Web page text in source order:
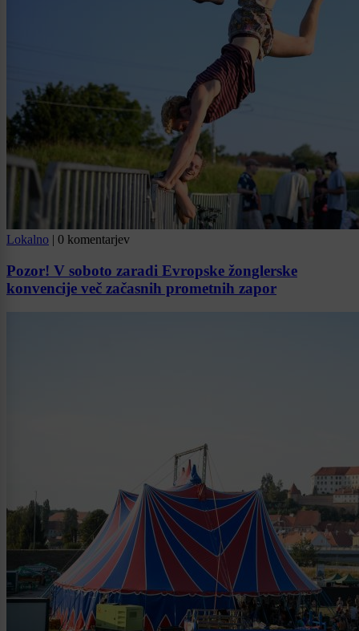
Lokalno | 0 komentarjev
Pozor! V soboto zaradi Evropske žonglerske
konvencije več začasnih prometnih zapor